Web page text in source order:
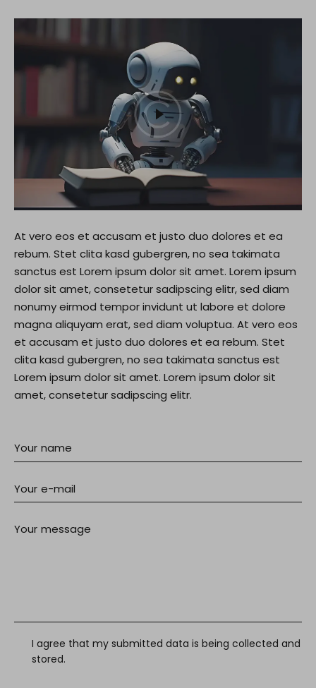
At vero eos et accusam et justo duo dolores et ea
rebum. Stet clita kasd gubergren, no sea takimata
sanctus est Lorem ipsum dolor sit amet. Lorem ipsum
dolor sit amet, consetetur sadipscing elitr, sed diam
nonumy eirmod tempor invidunt ut labore et dolore
magna aliquyam erat, sed diam voluptua. At vero eos
et accusam et justo duo dolores et ea rebum. Stet
clita kasd gubergren, no sea takimata sanctus est
Lorem ipsum dolor sit amet. Lorem ipsum dolor sit
amet, consetetur sadipscing elitr.
I agree that my submitted data is being collected and
stored.